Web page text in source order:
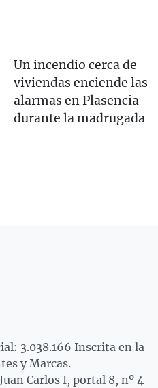
Un incendio cerca de
viviendas enciende las
alarmas en Plasencia
durante la madrugada
3.038.166 Inscrita en la
y Marcas.
Carlos I, portal 8, nº 4